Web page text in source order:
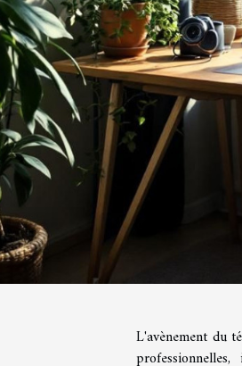
L'avènement du